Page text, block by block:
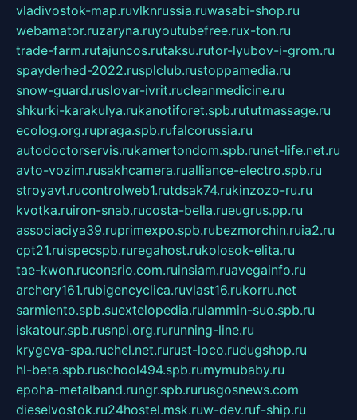
vladivostok-map.ruvlknrussia.ruwasabi-shop.ru
webamator.ruzaryna.ruyoutubefree.rux-ton.ru
trade-farm.rutajuncos.rutaksu.rutor-lyubov-i-grom.ru
spayderhed-2022.rusplclub.rustoppamedia.ru
snow-guard.ruslovar-ivrit.rucleanmedicine.ru
shkurki-karakulya.rukanotiforet.spb.rututmassage.ru
ecolog.org.rupraga.spb.rufalcorussia.ru
autodoctorservis.rukamertondom.spb.runet-life.net.ru
avto-vozim.rusakhcamera.rualliance-electro.spb.ru
stroyavt.rucontrolweb1.rutdsak74.rukinzozo-ru.ru
kvotka.ruiron-snab.rucosta-bella.rueugrus.pp.ru
associaciya39.ruprimexpo.spb.rubezmorchin.ruia2.ru
cpt21.ruispecspb.ruregahost.rukolosok-elita.ru
tae-kwon.ruconsrio.com.ruinsiam.ruavegainfo.ru
archery161.rubigencyclica.ruvlast16.rukorru.net
sarmiento.spb.suextelopedia.rulammin-suo.spb.ru
iskatour.spb.rusnpi.org.rurunning-line.ru
krygeva-spa.ruchel.net.rurust-loco.rudugshop.ru
hl-beta.spb.ruschool494.spb.rumymubaby.ru
epoha-metalband.rungr.spb.rurusgosnews.com
dieselvostok.ru24hostel.msk.ruw-dev.ruf-ship.ru